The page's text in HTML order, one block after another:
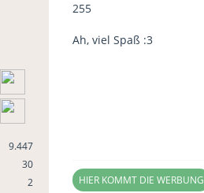
9.447
30
2
255
Ah, viel Spaß :3
HIER KOMMT DIE WERBUNG